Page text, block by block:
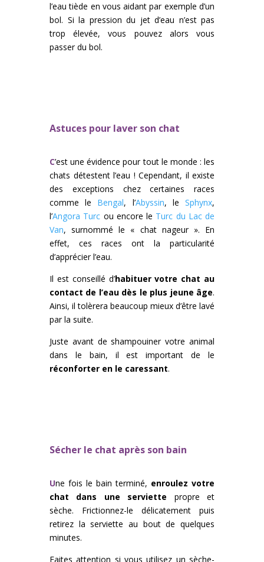
l’eau tiède en vous aidant par exemple d’un
bol. Si la pression du jet d’eau n’est pas
trop élevée, vous pouvez alors vous
passer du bol.
Astuces pour laver son chat
C’est une évidence pour tout le monde : les
chats détestent l’eau ! Cependant, il existe
des exceptions chez certaines races
comme le Bengal, l’Abyssin, leSphynx,
l’Angora Turc ou encore le Turc du Lac de
Van, surnommé le « chat nageur ». En
effet, ces races ont la particularité
d’apprécier l’eau.
Il est conseillé d’habituer votre chat au
contact de l’eau dès le plus jeune âge.
Ainsi, il tolèrera beaucoup mieux d’être lavé
par la suite.
Juste avant de shampouiner votre animal
dans le bain, il est important de le
réconforter en le caressant.
Sécher le chat après son bain
Une fois le bain terminé, enroulez votre
chat dans une serviette propre et
sèche. Frictionnez-le délicatement puis
retirez la serviette au bout de quelques
minutes.
Faites attention si vous utilisez un sèche-